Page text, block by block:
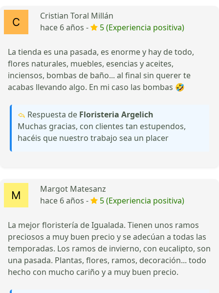
Cristian Toral Millán
hace 6 años -
5 (Experiencia positiva)
La tienda es una pasada, es enorme y hay de todo,
flores naturales, muebles, esencias y aceites,
inciensos, bombas de baño... al final sin querer te
acabas llevando algo. En mi caso las bombas 🤣
Respuesta de Floristeria Argelich
Muchas gracias, con clientes tan estupendos,
hacéis que nuestro trabajo sea un placer
Margot Matesanz
hace 6 años -
5 (Experiencia positiva)
La mejor floristería de Igualada. Tienen unos ramos
preciosos a muy buen precio y se adecúan a todas las
temporadas. Los ramos de invierno, con eucalipto, son
una pasada. Plantas, flores, ramos, decoración... todo
hecho con mucho cariño y a muy buen precio.